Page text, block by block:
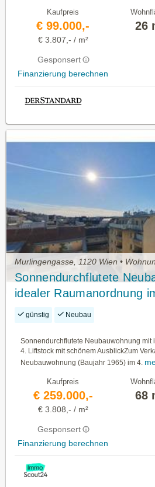
Kaufpreis
€ 99.000,-
€ 3.807,- / m²
Gesponsert
Finanzierung berechnen
26
Murlingengasse, 1120 Wien •
Sonnendurchflutete
idealer Raumanordnung
schönem Ausblick
günstig Neubau
Sonnendurchflutete Neubauwohnung mit
4. Liftstock mit schönem AusblickZum
Neubauwohnung (Baujahr 1965) im 4.
Kaufpreis
€ 259.000,-
€ 3.808,- / m²
Gesponsert
Finanzierung berechnen
68